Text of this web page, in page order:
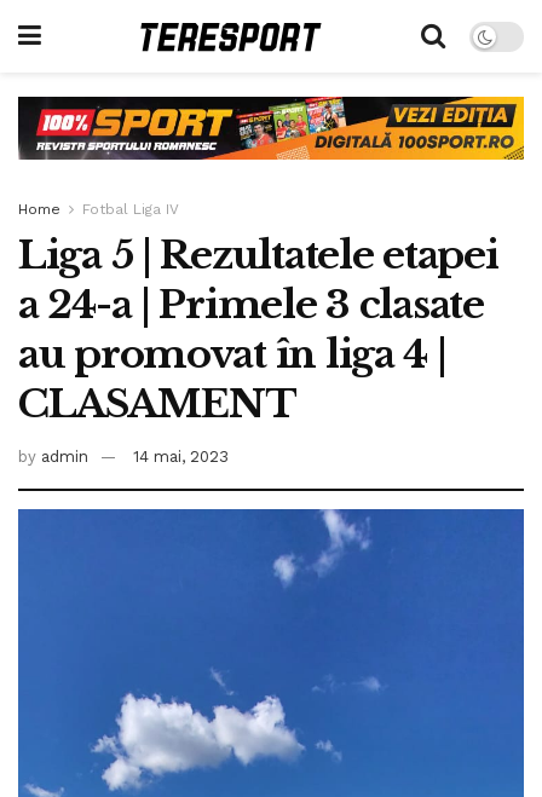
Home Fotbal Liga IV
Liga 5 | Rezultatele etapei
a 24-a | Primele 3 clasate
au promovat în liga 4 |
CLASAMENT
by admin 14 mai, 2023